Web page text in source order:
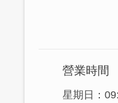
主打商品
貴、精緻、
營業時間
星期日：